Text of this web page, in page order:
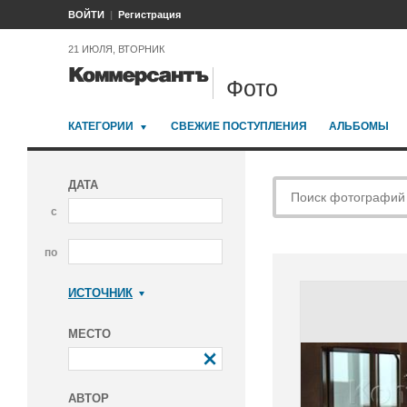
ВОЙТИ Регистрация
21 ИЮЛЯ, ВТОРНИК
Фото
КАТЕГОРИИ СВЕЖИЕ ПОСТУПЛЕНИЯ АЛЬБОМЫ
ДАТА
с
по
ИСТОЧНИК
МЕСТО
АВТОР